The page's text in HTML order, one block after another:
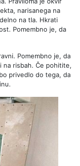
narisanega na
na tla. Hkrati
Pomembno je, da
Pomembno je, da
na risbah. Če pohitite,
privedlo do tega, da